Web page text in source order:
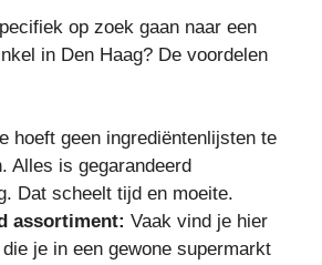
op zoek gaan naar een
in Den Haag? De voordelen
hoeft geen ingrediëntenlijsten te
Alles is gegarandeerd
Dat scheelt tijd en moeite.
assortiment: Vaak vind je hier
je in een gewone supermarkt